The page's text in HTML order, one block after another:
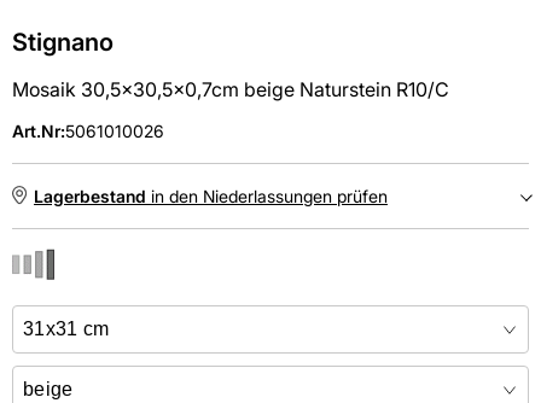
Stignano
Mosaik 30,5x30,5x0,7cm beige Naturstein R10/C
Art.Nr:5061010026
Lagerbestand in den Niederlassungen prüfen
Online kaufen &